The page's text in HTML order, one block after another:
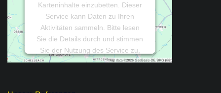
Karteninhalte einzubetten. Dieser
Service kann Daten zu Ihren
Aktivitäten sammeln. Bitte lesen
Sie die Details durch und stimmen
Sie der Nutzung des Service zu,
um diese Karte anzuzeigen.